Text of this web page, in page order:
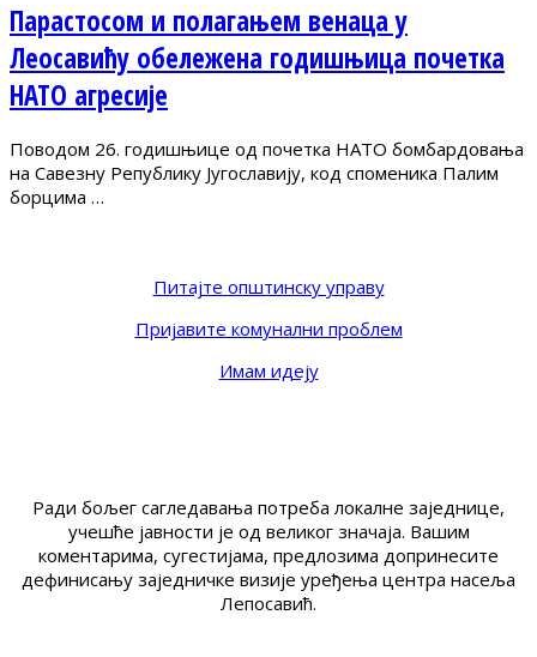
Парастосом и полагањем венаца у
Леосавићу обележена годишњица почетка
НАТО агресије
Поводом 26. годишњице од почетка НАТО бомбардовања
на Савезну Републику Југославију, код споменика Палим
борцима …
Питајте општинску управу
Пријавите комунални проблем
Имам идеју
Ради бољег сагледавања потреба локалне заједнице,
учешће јавности је од великог значаја. Вашим
коментарима, сугестијама, предлозима допринесите
дефинисању заједничке визије уређења центра насеља
Лепосавић.